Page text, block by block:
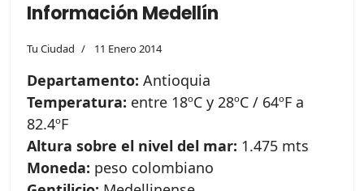
Información Medellín
Tu Ciudad 11 Enero 2014
Departamento: Antioquia
Temperatura: entre 18ºC y 28ºC / 64ºF a
82.4ºF
Altura sobre el nivel del mar: 1.475 mts
Moneda: peso colombiano